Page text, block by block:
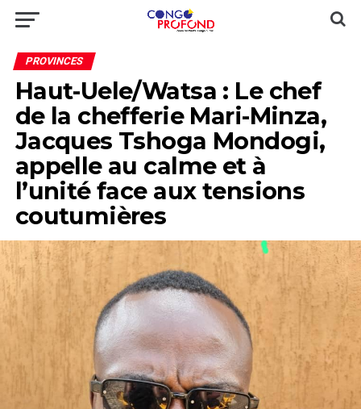
PROVINCES
Haut-Uele/Watsa : Le chef
de la chefferie Mari-Minza,
Jacques Tshoga Mondogi,
appelle au calme et à
l’unité face aux tensions
coutumières